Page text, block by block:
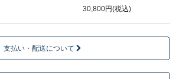
30,800円(税込)
支払い・配送について